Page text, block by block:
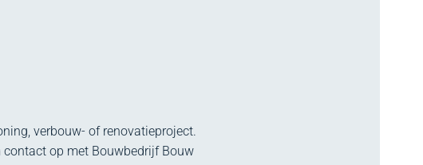
verbouw- of renovatieproject.
contact op met Bouwbedrijf Bouw